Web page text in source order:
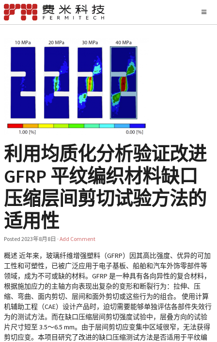
利用均质化分析验证改进
GFRP 平纹编织材料缺口
压缩层间剪切试验方法的
适用性
Posted 2023年8月8日 · Add Comment
概述 近年来，玻璃纤维增强塑料（GFRP）因其高比强度、优异的可加
工性和可塑性，已被广泛应用于电子基板、船舶和汽车外饰零部件等
领域，成为不可或缺的材料。GFRP 是一种具有各向异性的复合材料，
根据施加应力的主轴方向表现出复杂的变形和断裂行为：拉伸、压
缩、弯曲、面内剪切、层间和面外剪切或这些行为的组合。 使用计算
机辅助工程（CAE）设计产品时，迫切需要能够单独评估各部件失效行
为的测试方法。而在缺口压缩层间剪切强度试验中，层叠方向的试验
片尺寸短至 3.5～6.5 mm。由于层间剪切应变集中区域很窄，无法获得
剪切应变。本项目研究了改进的缺口压缩测试方法是否适用于平纹编